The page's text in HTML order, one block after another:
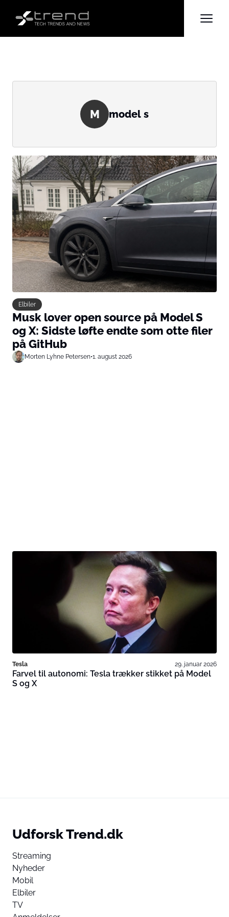
M model s
Elbiler
Musk lover open source på Model S
og X: Sidste løfte endte som otte filer
på GitHub
Morten Lyhne Petersen•1. august 2026
Tesla 29. januar 2026
Farvel til autonomi: Tesla trækker stikket på Model
S og X
Udforsk Trend.dk
Streaming
Nyheder
Mobil
Elbiler
TV